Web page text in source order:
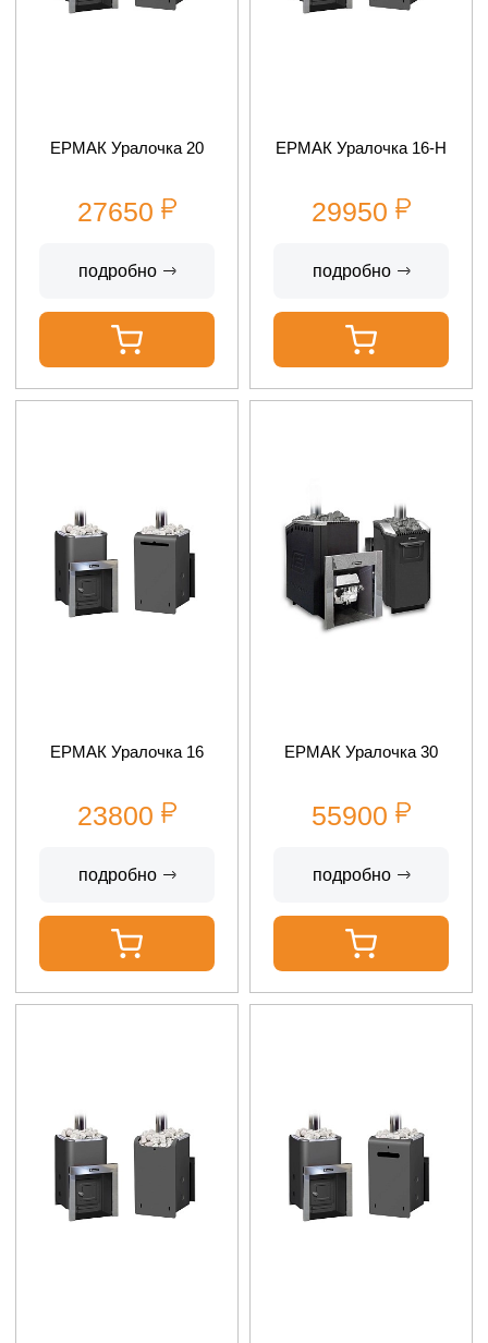
ЕРМАК Уралочка 20
27650
подробно
ЕРМАК Уралочка 16-Н
29950
подробно
ЕРМАК Уралочка 16
23800
подробно
ЕРМАК Уралочка 30
55900
подробно